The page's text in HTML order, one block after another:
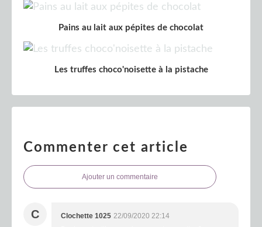
Pains au lait aux pépites de chocolat
Les truffes choco'noisette à la pistache
Commenter cet article
Ajouter un commentaire
C Clochette 1025 22/09/2020 22:14